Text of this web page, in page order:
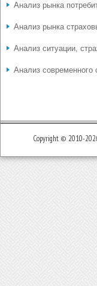
Анализ рынка
Анализ рынка
Анализ ситуации,
Анализ современного
Copyright © 2010-